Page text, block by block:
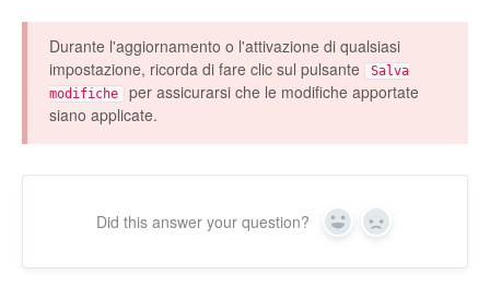
Durante l'aggiornamento o l'attivazione di qualsiasi
impostazione, ricorda di fare clic sul pulsante
Salva
modifiche
per assicurarsi che le modifiche apportate
siano applicate.
Did this answer your question? Yes No